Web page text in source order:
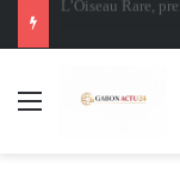
Menu